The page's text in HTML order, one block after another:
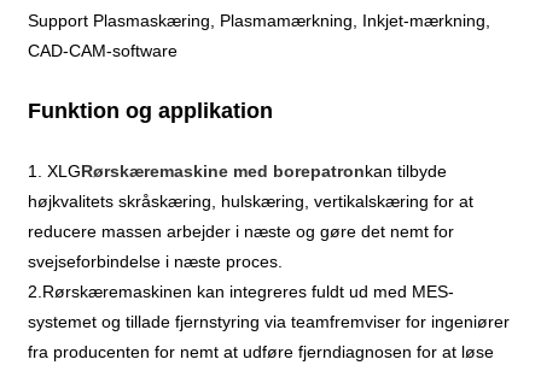
Support Plasmaskæring, Plasmamærkning, Inkjet-mærkning,
CAD-CAM-software
Funktion og applikation
1. XLGRørskæremaskine med borepatronkan tilbyde
højkvalitets skråskæring, hulskæring, vertikalskæring for at
reducere massen arbejder i næste og gøre det nemt for
svejseforbindelse i næste proces.
2.Rørskæremaskinen kan integreres fuldt ud med MES-
systemet og tillade fjernstyring via teamfremviser for ingeniører
fra producenten for nemt at udføre fjerndiagnosen for at løse